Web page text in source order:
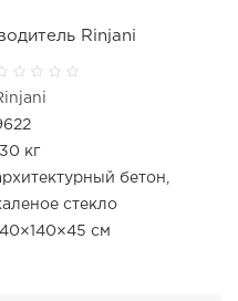
Rinjani
кг
бетон,
стекло
см